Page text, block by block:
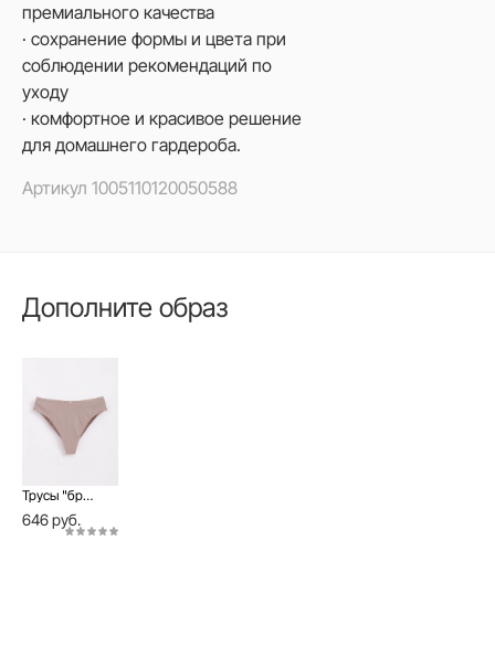
премиального качества
· сохранение формы и цвета при
соблюдении рекомендаций по
уходу
· комфортное и красивое решение
для домашнего гардероба.
Артикул 1005110120050588
Дополните образ
Трусы "бразилиана" c высокой посадкой Classic Basic LBR 1350
646 руб.